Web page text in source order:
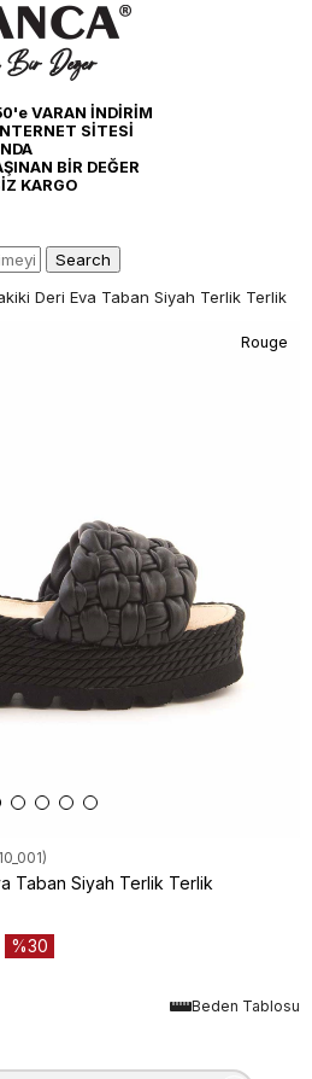
VARAN İNDİRİM
SİTESİ
BİR DEĞER
KARGO
Deri Eva Taban Siyah Terlik Terlik
Rouge
Taban Siyah Terlik Terlik
30
Beden Tablosu